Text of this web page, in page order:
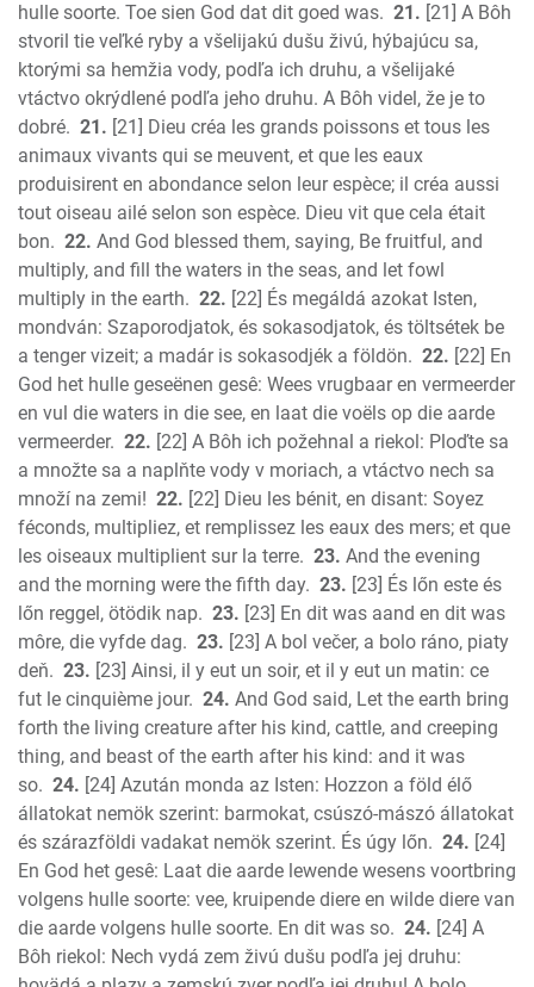
hulle soorte. Toe sien God dat dit goed was. 21. [21] A Bôh
stvoril tie veľké ryby a všelijakú dušu živú, hýbajúcu sa,
ktorými sa hemžia vody, podľa ich druhu, a všelijaké
vtáctvo okrýdlené podľa jeho druhu. A Bôh videl, že je to
dobré. 21. [21] Dieu créa les grands poissons et tous les
animaux vivants qui se meuvent, et que les eaux
produisirent en abondance selon leur espèce; il créa aussi
tout oiseau ailé selon son espèce. Dieu vit que cela était
bon. 22. And God blessed them, saying, Be fruitful, and
multiply, and fill the waters in the seas, and let fowl
multiply in the earth. 22. [22] És megáldá azokat Isten,
mondván: Szaporodjatok, és sokasodjatok, és töltsétek be
a tenger vizeit; a madár is sokasodjék a földön. 22. [22] En
God het hulle geseënen gesê: Wees vrugbaar en vermeerder
en vul die waters in die see, en laat die voëls op die aarde
vermeerder. 22. [22] A Bôh ich požehnal a riekol: Ploďte sa
a množte sa a naplňte vody v moriach, a vtáctvo nech sa
množí na zemi! 22. [22] Dieu les bénit, en disant: Soyez
féconds, multipliez, et remplissez les eaux des mers; et que
les oiseaux multiplient sur la terre. 23. And the evening
and the morning were the fifth day. 23. [23] És lőn este és
lőn reggel, ötödik nap. 23. [23] En dit was aand en dit was
môre, die vyfde dag. 23. [23] A bol večer, a bolo ráno, piaty
deň. 23. [23] Ainsi, il y eut un soir, et il y eut un matin: ce
fut le cinquième jour. 24. And God said, Let the earth bring
forth the living creature after his kind, cattle, and creeping
thing, and beast of the earth after his kind: and it was
so. 24. [24] Azután monda az Isten: Hozzon a föld élő
állatokat nemök szerint: barmokat, csúszó-mászó állatokat
és szárazföldi vadakat nemök szerint. És úgy lőn. 24. [24]
En God het gesê: Laat die aarde lewende wesens voortbring
volgens hulle soorte: vee, kruipende diere en wilde diere van
die aarde volgens hulle soorte. En dit was so. 24. [24] A
Bôh riekol: Nech vydá zem živú dušu podľa jej druhu: